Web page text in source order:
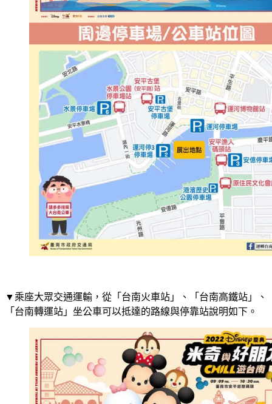
▼乘座大眾交通運輸，從「台南火車站」、「台南高鐵站」、
「台南轉運站」坐公車可以抵達的路線與停靠站說明如下。